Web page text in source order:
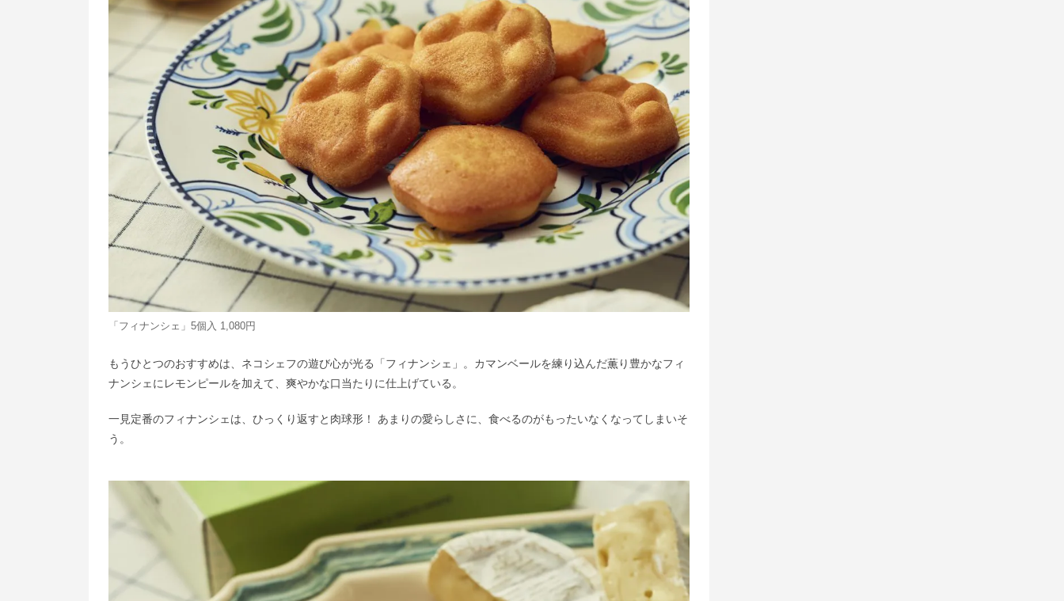
「フィナンシェ」5個入 1,080円
もうひとつのおすすめは、ネコシェフの遊び心が光る「フィナンシェ」。カマンベールを練り込んだ薫り豊かなフィ
ナンシェにレモンピールを加えて、爽やかな口当たりに仕上げている。
一見定番のフィナンシェは、ひっくり返すと肉球形！ あまりの愛らしさに、食べるのがもったいなくなってしまいそ
う。